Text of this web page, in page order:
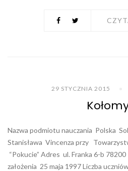
29 STYCZNIA 2015
Nazwa podmiotu nauczania Polska
Stanisława Vincenza przy
“Pokucie” Adres ul. Franka 6-b
założenia 25 maja 1997 Liczba